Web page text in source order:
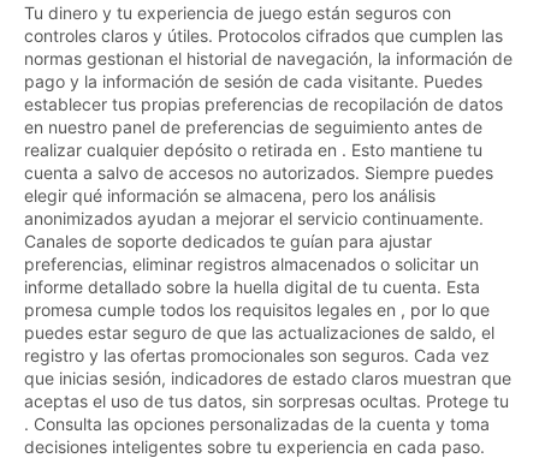
Tu dinero y tu experiencia de juego están seguros con
controles claros y útiles. Protocolos cifrados que cumplen las
normas gestionan el historial de navegación, la información de
pago y la información de sesión de cada visitante. Puedes
establecer tus propias preferencias de recopilación de datos
en nuestro panel de preferencias de seguimiento antes de
realizar cualquier depósito o retirada en . Esto mantiene tu
cuenta a salvo de accesos no autorizados. Siempre puedes
elegir qué información se almacena, pero los análisis
anonimizados ayudan a mejorar el servicio continuamente.
Canales de soporte dedicados te guían para ajustar
preferencias, eliminar registros almacenados o solicitar un
informe detallado sobre la huella digital de tu cuenta. Esta
promesa cumple todos los requisitos legales en , por lo que
puedes estar seguro de que las actualizaciones de saldo, el
registro y las ofertas promocionales son seguros. Cada vez
que inicias sesión, indicadores de estado claros muestran que
aceptas el uso de tus datos, sin sorpresas ocultas. Protege tu
. Consulta las opciones personalizadas de la cuenta y toma
decisiones inteligentes sobre tu experiencia en cada paso.